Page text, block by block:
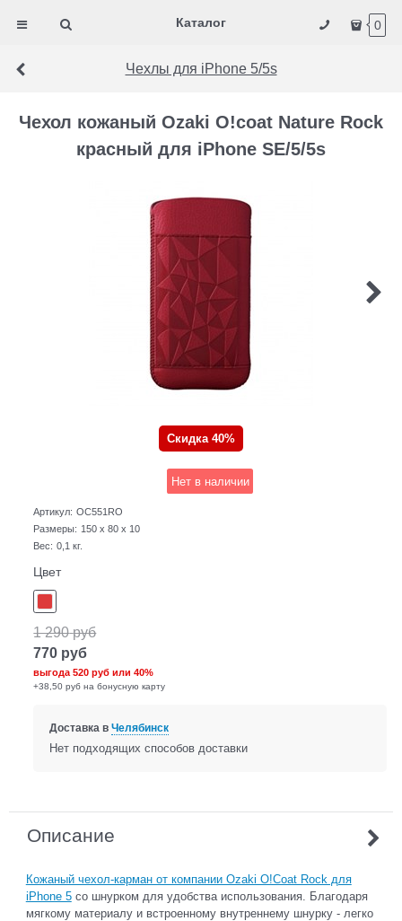
Каталог 0
Чехлы для iPhone 5/5s
Чехол кожаный Ozaki O!coat Nature Rock
красный для iPhone SE/5/5s
Скидка 40%
Нет в наличии
Артикул: OC551RO
Размеры: 150 x 80 x 10
Вес: 0,1 кг.
Цвет
1 290 руб
770 руб
выгода520 руб или40%
+38,50 руб на бонусную карту
Доставка в Челябинск
Нет подходящих способов доставки
Описание
Кожаный чехол-карман от компании Ozaki O!Coat Rock для
iPhone 5со шнурком для удобства использования. Благодаря
мягкому материалу и встроенному внутреннему шнурку - легко